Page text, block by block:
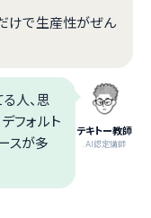
けで生産性がぜん
テキトー教師
.AI認定講師
人、思
フォルト
スが多